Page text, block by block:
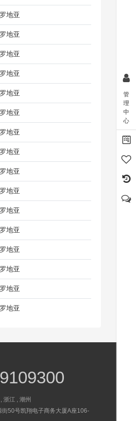
地亚
地亚
地亚
地亚
地亚
地亚
地亚
地亚
地亚
地亚
地亚
地亚
地亚
地亚
地亚
地亚
管
理
中
心
浙江 , 潮州
50号凯翔电子商务大厦A座106-